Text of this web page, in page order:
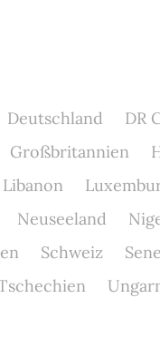
Deutschland
DR
Großbritannien
Libanon
Neuseeland
Schweiz